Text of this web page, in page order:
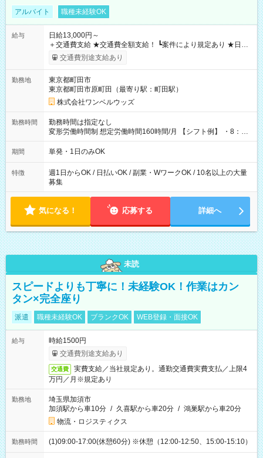
アルバイト 職種未経験OK
給与
日給13,000円～
＋交通費支給 ★交通費全額支給！ ┗案件により規定あり ★日払
いOK！（規定あり） ┗働いたその日に現金GET♪ お仕事後はコ
ンビニATMから 日払い分を引き落とせます！ 【試用期間】試
交通費別途支給あり
勤務地
東京都町田市
東京都町田市原町田（最寄り駅：町田駅）
株式会社ワンベルウッズ
勤務時間
勤務時間は指定なし
変形労働時間制 想定労働時間160時間/月 【シフト例】 ・8：00
～21：00
期間 単発・1日のみOK
特徴
週1日からOK / 日払いOK / 副業・WワークOK / 10名以上の大量
募集
気になる！ 応募する 詳細へ
未読
スピードよりも丁寧に！未経験OK！作業はカン
タン×完全座り
派遣 職種未経験OK ブランクOK WEB登録・面接OK
給与
時給1500円
交通費別途支給あり
交通費
実費支給／当社規定あり。通勤交通費実費支払／上限4
万円／月※規定あり
勤務地
埼玉県加須市
加須駅から車10分 / 久喜駅から車20分 / 鴻巣駅から車20分
物流・ロジスティクス
勤務時間 (1)09:00-17:00(休憩60分) ※休憩（12:00-12:50、15:00-15:10）